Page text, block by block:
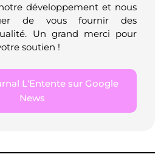
développement et nous
de vous fournir des
Un grand merci pour
soutien !
L'Entente sur Google
News